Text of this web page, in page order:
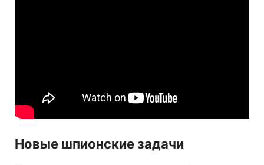
Новые шпионские задачи